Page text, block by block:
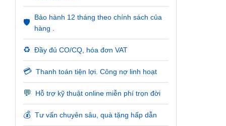
🛡️
Bảo hành 12 tháng theo chính sách của
hàng .
♻️ Đầy đủ CO/CQ, hóa đơn VAT
💳 Thanh toán tiện lợi. Công nợ linh hoạt
💬 Hỗ trợ kỹ thuật online miễn phí trọn đời
💰 Tư vấn chuyên sâu, quà tặng hấp dẫn